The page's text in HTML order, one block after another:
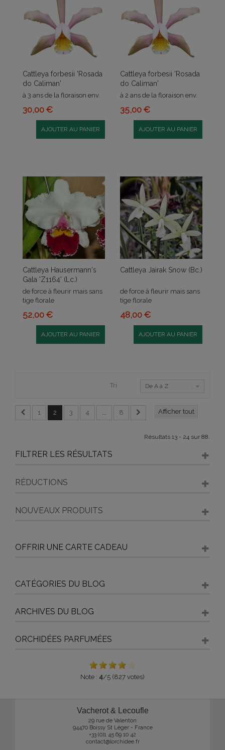
Cattleya forbesii 'Rosada
do Caliman'
à 3 ans de la floraison env.
30,00 €
AJOUTER AU PANIER
Cattleya forbesii 'Rosada
do Caliman'
à 2 ans de la floraison env.
35,00 €
AJOUTER AU PANIER
Cattleya Hausermann's
Gala 'Z1164' (Lc.)
de force à fleurir mais sans
tige florale
52,00 €
AJOUTER AU PANIER
Cattleya Jairak Snow (Bc.)
de force à fleurir mais sans
tige florale
48,00 €
AJOUTER AU PANIER
Tri De A à Z
Afficher tout
1 2 3 4 8
Résultats 13 - 24 sur 88.
FILTRER LES RÉSULTATS
RÉDUCTIONS
NOUVEAUX PRODUITS
OFFRIR UNE CARTE CADEAU
CATÉGORIES DU BLOG
ARCHIVES DU BLOG
ORCHIDÉES PARFUMÉES
Note : 4/5 (827 votes)
Vacherot & Lecoufle
29 rue de Valenton
94470 Boissy St Léger - France
+33 (0)1 45 69 10 42
contact@lorchidee.fr